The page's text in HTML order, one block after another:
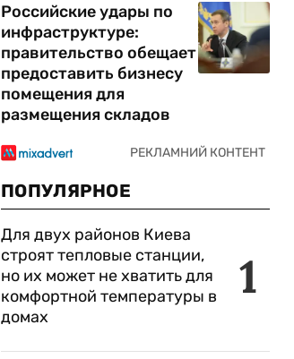
Российские удары по
инфраструктуре:
правительство обещает
предоставить бизнесу
помещения для
размещения складов
ПОПУЛЯРНОЕ
1
Для двух районов Киева
строят тепловые станции,
но их может не хватить для
комфортной температуры в
домах